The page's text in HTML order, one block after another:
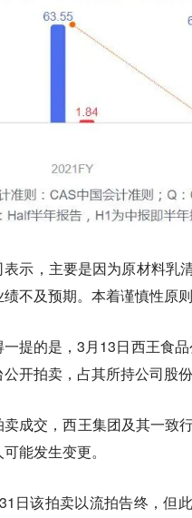
表示，主要是因为原材料乳
绩不及预期。本着谨慎性原
一提的是，3月13日西王食
开拍卖，占其所持公司股
卖成交，西王集团及其一致
能发生变更。
日该拍卖以流拍告终，但